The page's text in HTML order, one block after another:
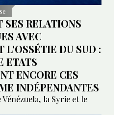
SES RELATIONS
AVEC
L'OSSÉTIE DU SUD :
ETATS
ENCORE CES
INDÉPENDANTES
Vénézuela, la Syrie et le